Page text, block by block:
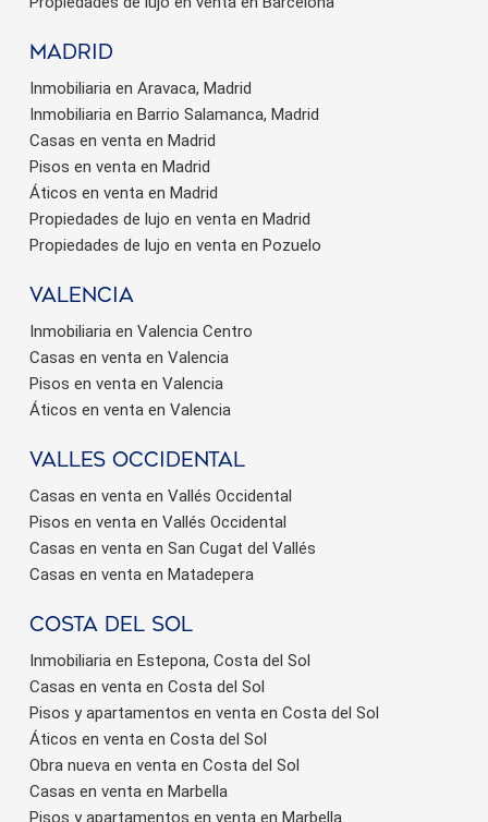
Madrid
Inmobiliaria en Aravaca, Madrid
Inmobiliaria en Barrio Salamanca, Madrid
Casas en venta en Madrid
Pisos en venta en Madrid
Áticos en venta en Madrid
Propiedades de lujo en venta en Madrid
Propiedades de lujo en venta en Pozuelo
valencia
Inmobiliaria en Valencia Centro
Casas en venta en Valencia
Pisos en venta en Valencia
Áticos en venta en Valencia
valles occidental
Casas en venta en Vallés Occidental
Pisos en venta en Vallés Occidental
Casas en venta en San Cugat del Vallés
Casas en venta en Matadepera
Costa del sol
Inmobiliaria en Estepona, Costa del Sol
Casas en venta en Costa del Sol
Pisos y apartamentos en venta en Costa del Sol
Áticos en venta en Costa del Sol
Obra nueva en venta en Costa del Sol
Casas en venta en Marbella